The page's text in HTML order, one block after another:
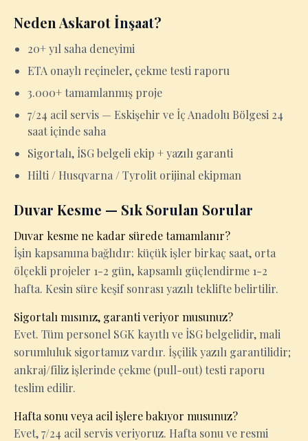
Neden Askarot İnşaat?
20+ yıl saha deneyimi
ETA onaylı reçineler, çekme testi raporu
3.000+ tamamlanmış proje
7/24 acil servis — Eskişehir ve İç Anadolu Bölgesi 24
saat içinde saha
Sigortalı, İSG belgeli ekip + yazılı garanti
Hilti / Husqvarna / Tyrolit orijinal ekipman
Duvar Kesme — Sık Sorulan Sorular
Duvar kesme ne kadar sürede tamamlanır?
İşin kapsamına bağlıdır: küçük işler birkaç saat, orta
ölçekli projeler 1-2 gün, kapsamlı güçlendirme 1-2
hafta. Kesin süre keşif sonrası yazılı teklifte belirtilir.
Sigortalı mısınız, garanti veriyor musunuz?
Evet. Tüm personel SGK kayıtlı ve İSG belgelidir, mali
sorumluluk sigortamız vardır. İşçilik yazılı garantilidir;
ankraj/filiz işlerinde çekme (pull-out) testi raporu
teslim edilir.
Hafta sonu veya acil işlere bakıyor musunuz?
Evet, 7/24 acil servis veriyoruz. Hafta sonu ve resmi